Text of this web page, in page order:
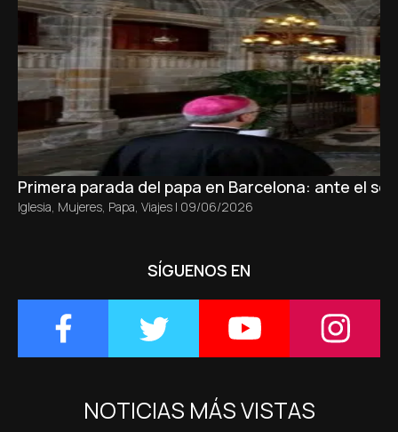
Primera parada del papa en Barcelona: ante el
Iglesia, Mujeres, Papa, Viajes | 09/06/2026
SÍGUENOS EN
NOTICIAS MÁS VISTAS